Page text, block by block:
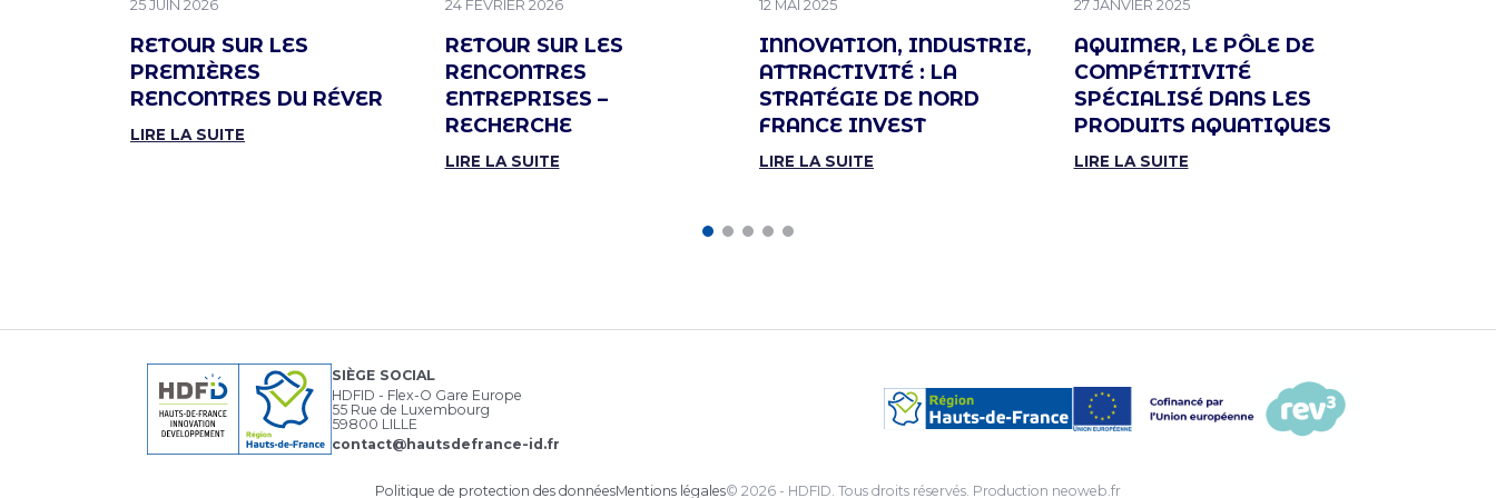
RETOUR SUR LES
PREMIÈRES
RENCONTRES DU RÉVER
PUBLIÉ LE
25 JUIN 2026
LIRE LA SUITE
RETOUR SUR LES
RENCONTRES
ENTREPRISES –
RECHERCHE
PUBLIÉ LE
24 FÉVRIER 2026
LIRE LA SUITE
INNOVATION, INDUSTRIE,
ATTRACTIVITÉ : LA
STRATÉGIE DE NORD
FRANCE INVEST
PUBLIÉ LE
12 MAI 2025
LIRE LA SUITE
AQUIMER, LE PÔLE DE
COMPÉTITIVITÉ
SPÉCIALISÉ DANS LES
PRODUITS AQUATIQUES
PUBLIÉ LE
27 JANVIER 2025
LIRE LA SUITE
SIÈGE SOCIAL
HDFID - Flex-O Gare Europe
55 Rue de Luxembourg
59800 LILLE
contact@hautsdefrance-id.fr
Politique de protection des donnéesMentions légales© 2026 - HDFID. Tous droits réservés. Production neoweb.fr